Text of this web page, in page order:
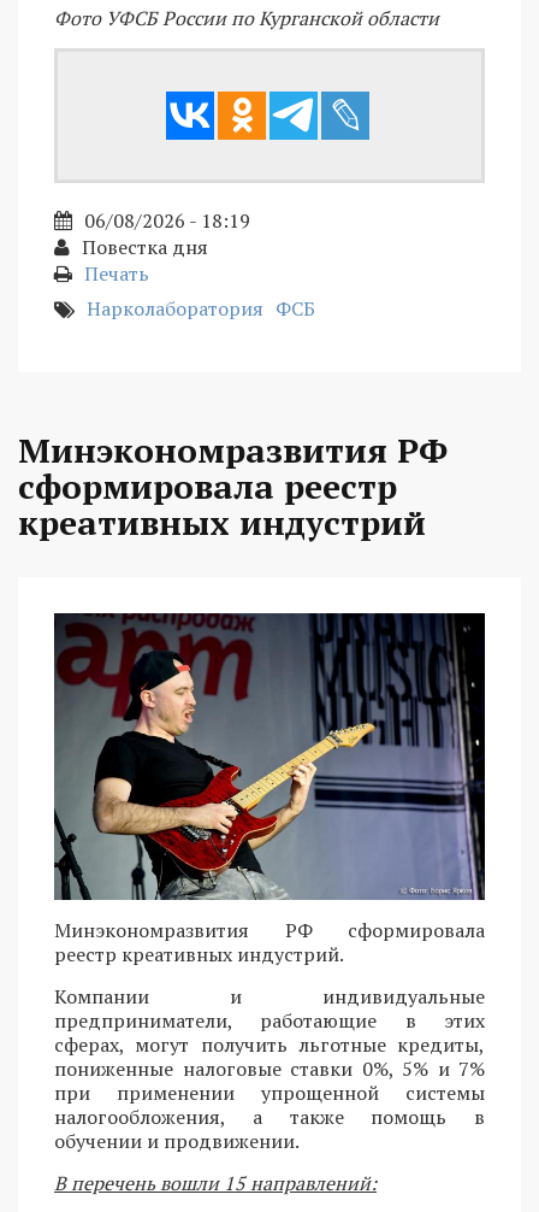
Фото УФСБ России по Курганской области
06/08/2026 - 18:19
Повестка дня
Печать
Нарколаборатория ФСБ
Минэкономразвития РФ
сформировала реестр
креативных индустрий
Минэкономразвития РФ сформировала
реестр креативных индустрий.
Компании и индивидуальные
предприниматели, работающие в этих
сферах, могут получить льготные кредиты,
пониженные налоговые ставки 0%, 5% и 7%
при применении упрощенной системы
налогообложения, а также помощь в
обучении и продвижении.
В перечень вошли 15 направлений: